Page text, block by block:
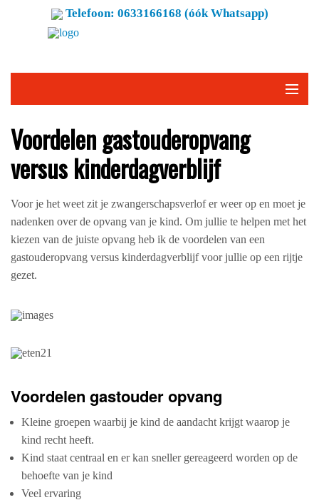
Telefoon: 0633166168 (óók Whatsapp)
Voordelen gastouderopvang
versus kinderdagverblijf
Voor je het weet zit je zwangerschapsverlof er weer op en moet je
nadenken over de opvang van je kind. Om jullie te helpen met het
kiezen van de juiste opvang heb ik de voordelen van een
gastouderopvang versus kinderdagverblijf voor jullie op een rijtje
gezet.
Voordelen gastouder opvang
Kleine groepen waarbij je kind de aandacht krijgt waarop je
kind recht heeft.
Kind staat centraal en er kan sneller gereageerd worden op de
behoefte van je kind
Veel ervaring